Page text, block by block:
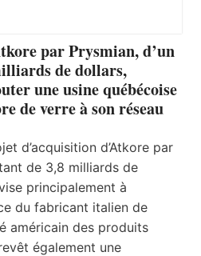
par Prysmian, d’un
de dollars,
une usine québécoise
de verre à son réseau
d’acquisition d’Atkore par
de 3,8 milliards de
principalement à
du fabricant italien de
américain des produits
également une